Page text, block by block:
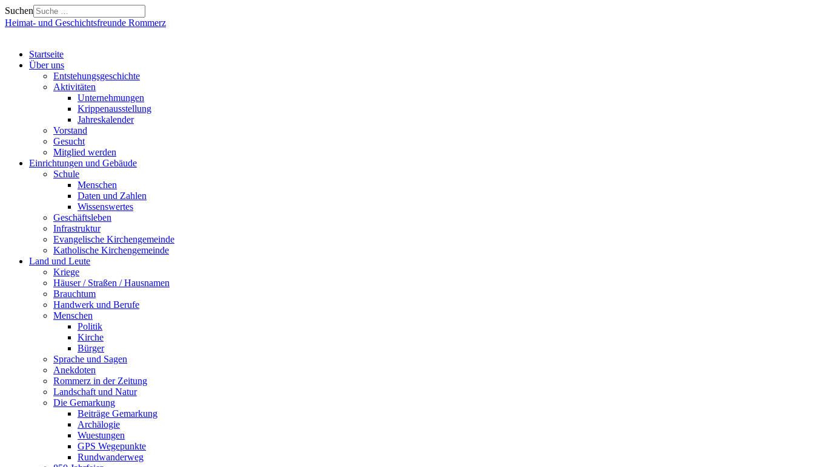
Suchen
Heimat- und Geschichtsfreunde Rommerz
Startseite
Über uns
Entstehungsgeschichte
Aktivitäten
Unternehmungen
Krippenausstellung
Jahreskalender
Vorstand
Gesucht
Mitglied werden
Einrichtungen und Gebäude
Schule
Menschen
Daten und Zahlen
Wissenswertes
Geschäftsleben
Infrastruktur
Evangelische Kirchengemeinde
Katholische Kirchengemeinde
Land und Leute
Kriege
Häuser / Straßen / Hausnamen
Brauchtum
Handwerk und Berufe
Menschen
Politik
Kirche
Bürger
Sprache und Sagen
Anekdoten
Rommerz in der Zeitung
Landschaft und Natur
Die Gemarkung
Beiträge Gemarkung
Archälogie
Wuestungen
GPS Wegepunkte
Rundwanderweg